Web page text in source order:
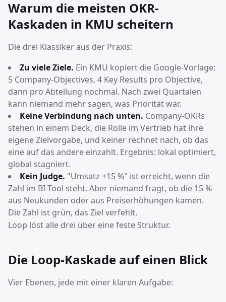
Warum die meisten OKR-
Kaskaden in KMU scheitern
Die drei Klassiker aus der Praxis:
Zu viele Ziele. Ein KMU kopiert die Google-Vorlage:
5 Company-Objectives, 4 Key Results pro Objective,
dann pro Abteilung nochmal. Nach zwei Quartalen
kann niemand mehr sagen, was Priorität war.
Keine Verbindung nach unten. Company-OKRs
stehen in einem Deck, die Rolle im Vertrieb hat ihre
eigene Zielvorgabe, und keiner rechnet nach, ob das
eine auf das andere einzahlt. Ergebnis: lokal optimiert,
global stagniert.
Kein Judge. "Umsatz +15 %" ist erreicht, wenn die
Zahl im BI-Tool steht. Aber niemand fragt, ob die 15 %
aus Neukunden oder aus Preiserhöhungen kamen.
Die Zahl ist grün, das Ziel verfehlt.
Loop löst alle drei über eine feste Struktur.
Die Loop-Kaskade auf einen Blick
Vier Ebenen, jede mit einer klaren Aufgabe: